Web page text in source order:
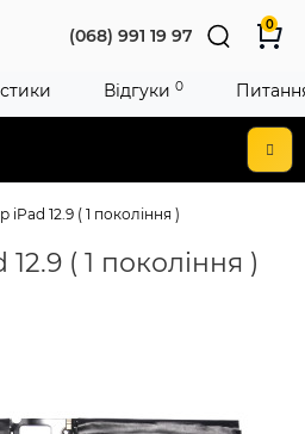
(068) 991 19 97
0
iPad 12.9 ( 1 покоління )
( 1 покоління )
Відгуки 0